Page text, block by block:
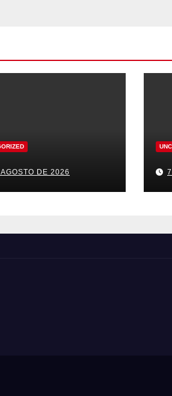
DE 2026